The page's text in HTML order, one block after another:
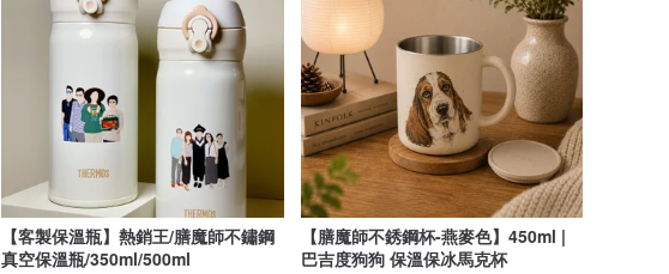
【客製保溫瓶】熱銷王/膳魔師不鏽鋼
真空保溫瓶/350ml/500ml
【膳魔師不銹鋼杯-燕麥色】450ml |
巴吉度狗狗 保溫保冰馬克杯